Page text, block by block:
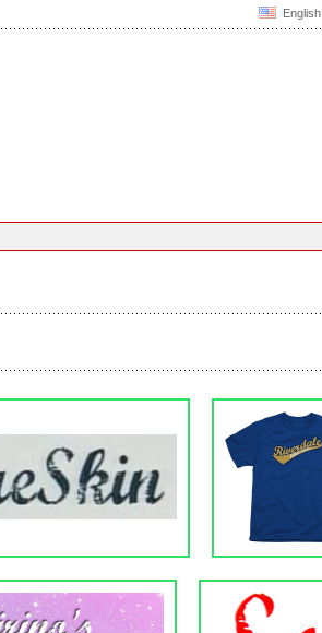
English